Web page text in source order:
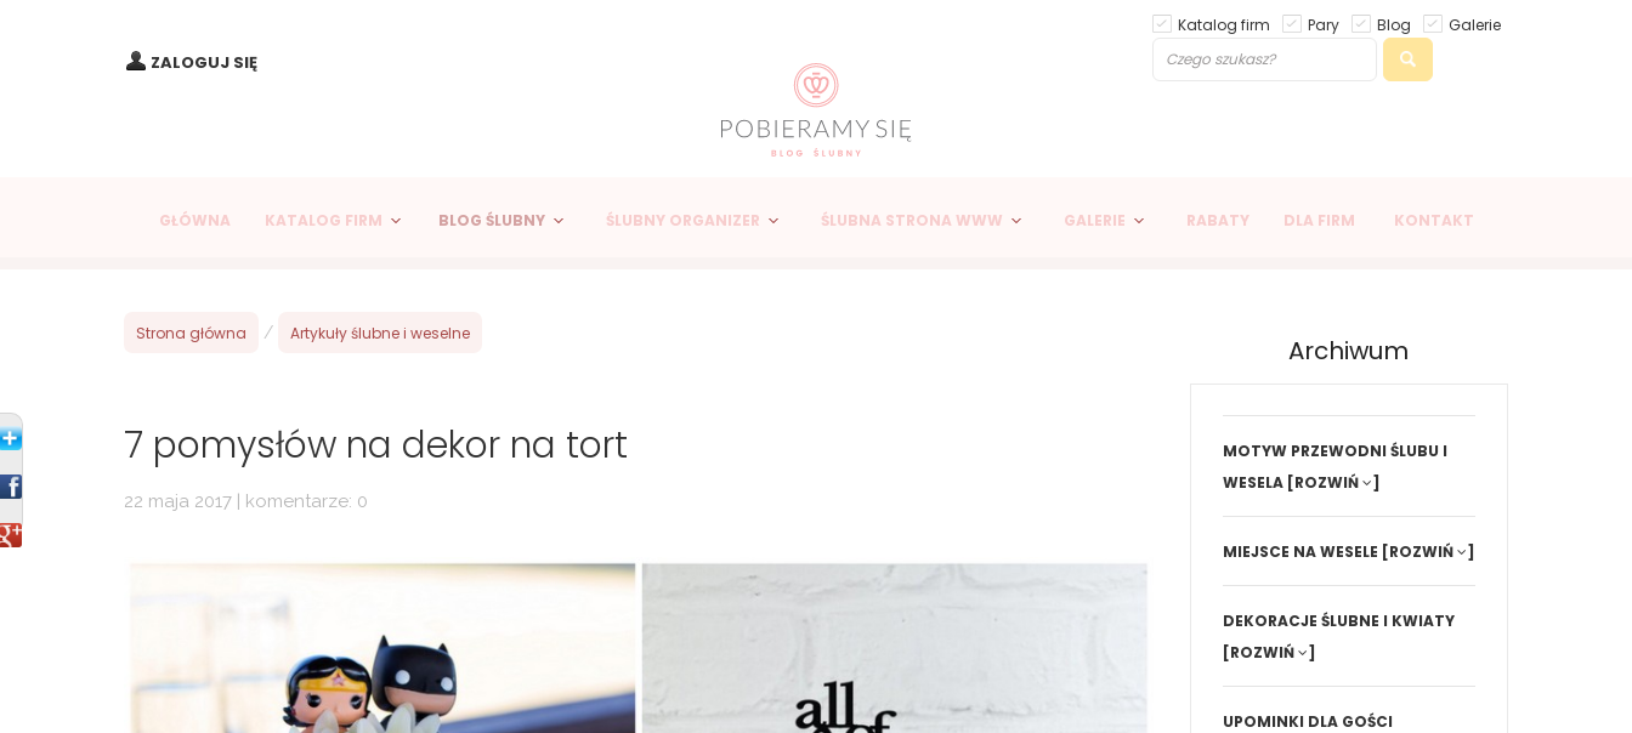
ZALOGUJ SIĘ
Katalog firm Pary Blog Galerie
GŁÓWNA KATALOG FIRM BLOG ŚLUBNY ŚLUBNY ORGANIZER ŚLUBNA STRONA WWW GALERIE RABATY DLA FIRM KONTAKT
Strona główna / Artykuły ślubne i weselne
7 pomysłów na dekor na tort
22 maja 2017 | komentarze: 0
Archiwum
MOTYW PRZEWODNI ŚLUBU I
WESELA [ROZWIŃ ]
MIEJSCE NA WESELE [ROZWIŃ ]
DEKORACJE ŚLUBNE I KWIATY
[ROZWIŃ
]
UPOMINKI DLA GOŚCI